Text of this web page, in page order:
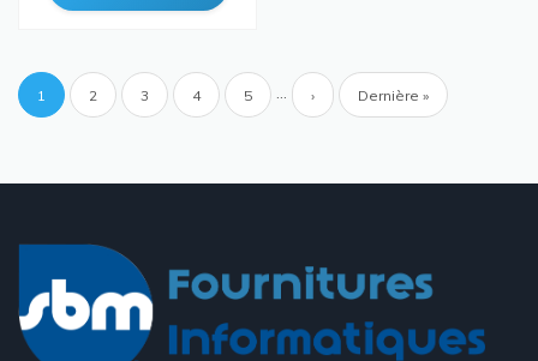
Pagination
Page
1 Page
2 Page
3 Page
4 Page
5 … Page
› Dernière
Dernière »